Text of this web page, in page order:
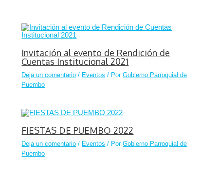
Invitación al evento de Rendición de
Cuentas Institucional 2021
Deja un comentario / Eventos / PorGobierno Parroquial de
Puembo
FIESTAS DE PUEMBO 2022
Deja un comentario / Eventos / PorGobierno Parroquial de
Puembo